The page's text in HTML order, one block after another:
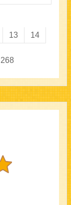
13 14
268